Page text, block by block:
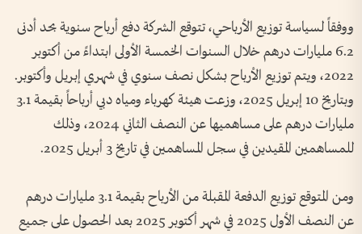
ووفقاً لسياسة توزيع الأرباحي، تتوقع الشركة دفع أرباح سنوية بحد أدنى
6.2 مليارات درهم خلال السنوات الخمسة الأولى ابتداءً من أكتوبر
2022، ويتم توزيع الأرباح بشكل نصف سنوي في شهري إبريل وأكتوبر.
وبتاريخ 10 إبريل 2025، وزعت هيئة كهرباء ومياه دبي أرباحاً بقيمة 3.1
مليارات درهم على مساهميها عن النصف الثاني 2024، وذلك
للمساهمين المقيدين في سجل المساهمين في تاريخ 3 أبريل 2025.
ومن المتوقع توزيع الدفعة المقبلة من الأرباح بقيمة 3.1 مليارات درهم
عن النصف الأول 2025 في شهر أكتوبر 2025 بعد الحصول على جميع